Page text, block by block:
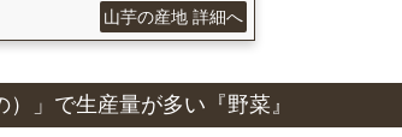
山芋の産地 詳細へ
）」で生産量が多い『野菜』